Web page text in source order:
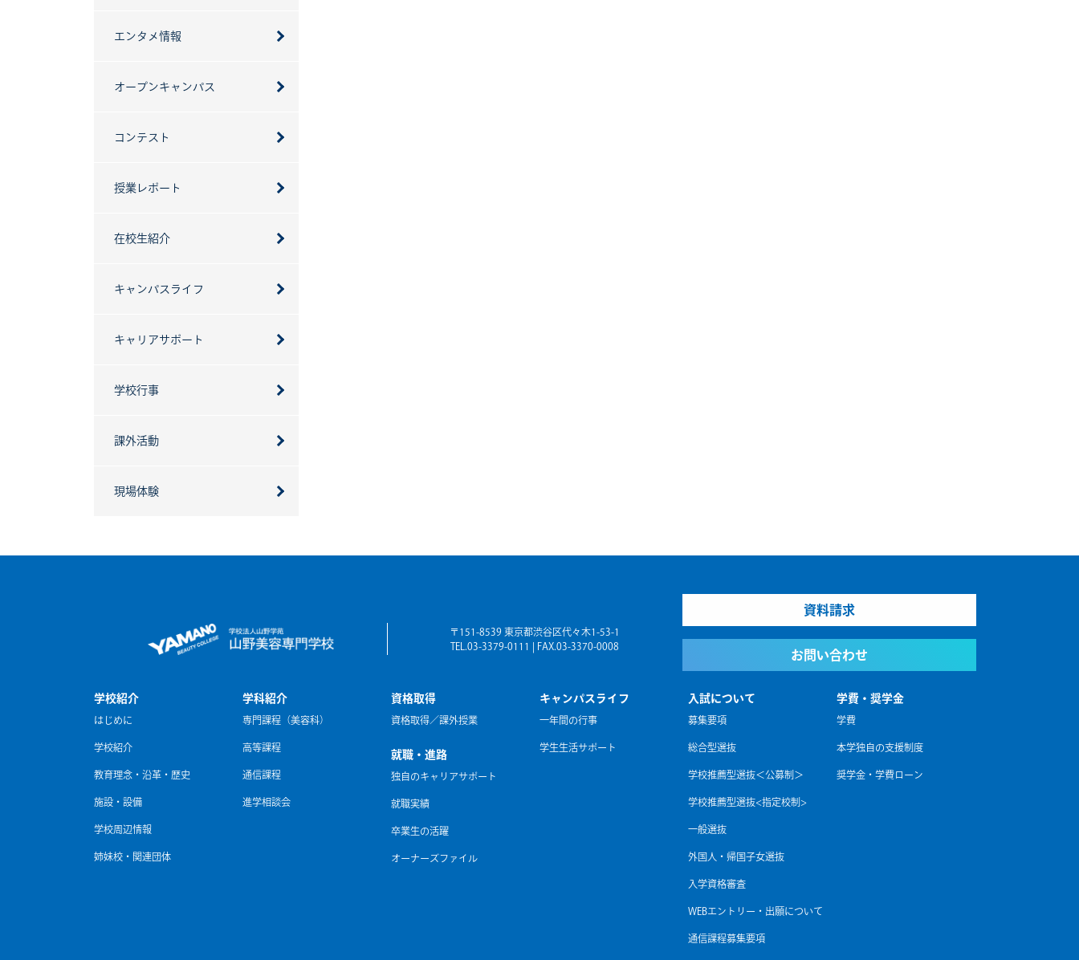
エンタメ情報
オープンキャンパス
コンテスト
授業レポート
在校生紹介
キャンパスライフ
キャリアサポート
学校行事
課外活動
現場体験
〒151-8539 東京都渋谷区代々木1-53-1
TEL.03-3379-0111 | FAX.03-3370-0008
資料請求
お問い合わせ
学校紹介
はじめに
学校紹介
教育理念・沿革・歴史
施設・設備
学校周辺情報
姉妹校・関連団体
学科紹介
専門課程（美容科）
高等課程
通信課程
進学相談会
資格取得
資格取得／課外授業
就職・進路
独自のキャリアサポート
就職実績
卒業生の活躍
オーナーズファイル
キャンパスライフ
一年間の行事
学生生活サポート
入試について
募集要項
総合型選抜
学校推薦型選抜＜公募制＞
学校推薦型選抜<指定校制>
一般選抜
外国人・帰国子女選抜
入学資格審査
WEBエントリー・出願について
通信課程募集要項
学費・奨学金
学費
本学独自の支援制度
奨学金・学費ローン